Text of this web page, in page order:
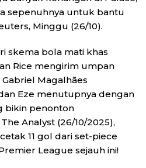
sepenuhnya untuk bantu
Minggu (26/10).
skema bola mati khas
Rice mengirim umpan
Magalhães
Eze menutupnya dengan
bikin penonton
Analyst (26/10/2025),
11 gol dari set-piece
League sejauh ini!